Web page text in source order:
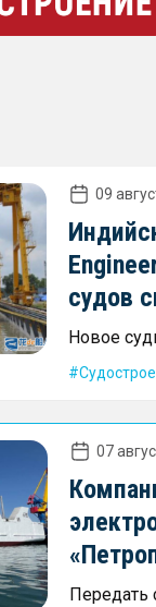
09
судов
Новое
07
Передать